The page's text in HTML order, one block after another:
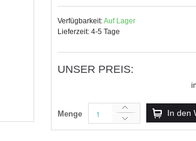
Verfügbarkeit:Auf Lager
Lieferzeit: 4-5 Tage
UNSER PREIS:
Menge In den